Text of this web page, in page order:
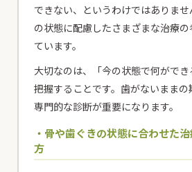
できない、というわけではありま
の状態に配慮したさまざまな治療
ています。
大切なのは、「今の状態で何がで
把握することです。歯がないままの
専門的な診断が重要になります。
・骨や歯ぐきの状態に合わせた
方